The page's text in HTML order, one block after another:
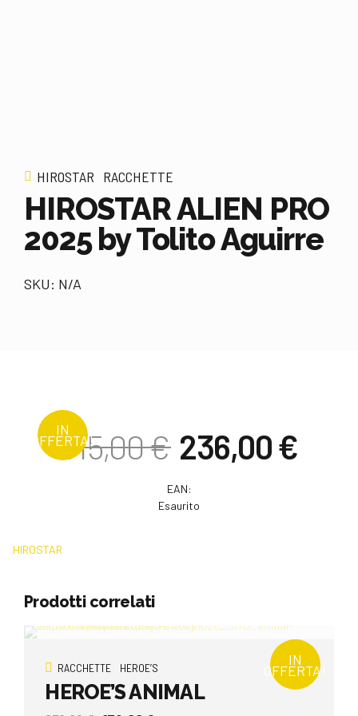
HIROSTAR RACCHETTE
HIROSTAR ALIEN PRO
2025 by Tolito Aguirre
SKU: N/A
IN
OFFERTA!
315,00€ Il
prezzo
originale
era:
315,00 €.
236,00€Il
EAN:
Esaurito
HIROSTAR
Prodotti correlati
IN
OFFERTA!
RACCHETTE HEROE’S
HEROE’S ANIMAL